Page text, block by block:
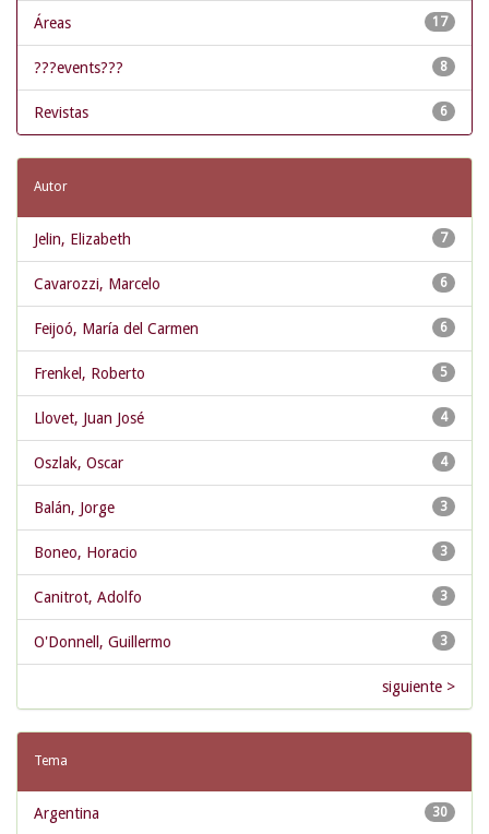
17
Áreas
8
???events???
6
Revistas
Autor
7
Jelin, Elizabeth
6
Cavarozzi, Marcelo
6
Feijoó, María del Carmen
5
Frenkel, Roberto
4
Llovet, Juan José
4
Oszlak, Oscar
3
Balán, Jorge
3
Boneo, Horacio
3
Canitrot, Adolfo
3
O'Donnell, Guillermo
siguiente >
Tema
30
Argentina